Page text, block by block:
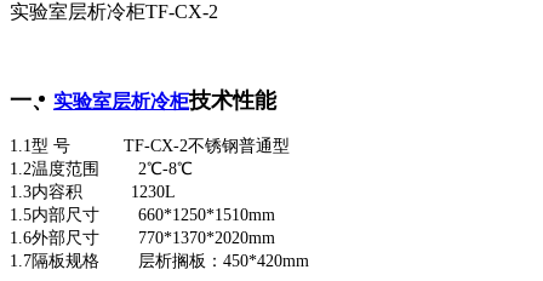
实验室层析冷柜TF-CX-2
一、 实验室层析冷柜技术性能
1.1型 号 TF-CX-2不锈钢普通型
1.2温度范围 2℃-8℃
1.3内容积 1230L
1.5内部尺寸 660*1250*1510mm
1.6外部尺寸 770*1370*2020mm
1.7隔板规格 层析搁板：450*420mm